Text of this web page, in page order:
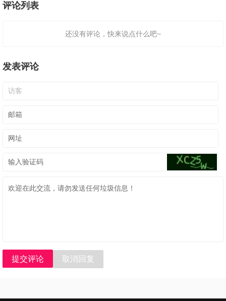
评论列表
还没有评论，快来说点什么吧~
发表评论
提交评论 取消回复